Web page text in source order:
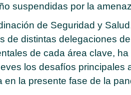
suspendidas por la
de Seguridad y
de distintas delegaciones
de cada área clave,
los desafíos principales
en la presente fase de la